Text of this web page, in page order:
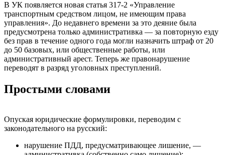
В УК появляется новая статья 317-2 «Управление
транспортным средством лицом, не имеющим права
управления». До недавнего времени за это деяние была
предусмотрена только административка — за повторную езду
без прав в течение одного года могли назначить штраф от 20
до 50 базовых, или общественные работы, или
административный арест. Теперь же правонарушение
переводят в разряд уголовных преступлений.
Простыми словами
Опуская юридические формулировки, переводим с
законодательного на русский:
нарушение ПДД, предусматривающее лишение, —